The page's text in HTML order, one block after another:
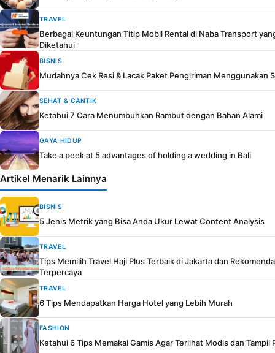
TRAVEL
Berbagai Keuntungan Titip Mobil Rental di Naba Transport
Diketahui
BISNIS
Mudahnya Cek Resi & Lacak Paket Pengiriman Menggunakan
SEHAT & CANTIK
Ketahui 7 Cara Menumbuhkan Rambut dengan Bahan Alami
GAYA HIDUP
Take a peek at 5 advantages of holding a wedding in Bali
Artikel Menarik Lainnya
BISNIS
5 Jenis Metrik yang Bisa Anda Ukur Lewat Content Analysis
TRAVEL
Tips Memilih Travel Haji Plus Terbaik di Jakarta dan
Terpercaya
TRAVEL
6 Tips Mendapatkan Harga Hotel yang Lebih Murah
FASHION
Ketahui 6 Tips Memakai Gamis Agar Terlihat Modis dan Tampil